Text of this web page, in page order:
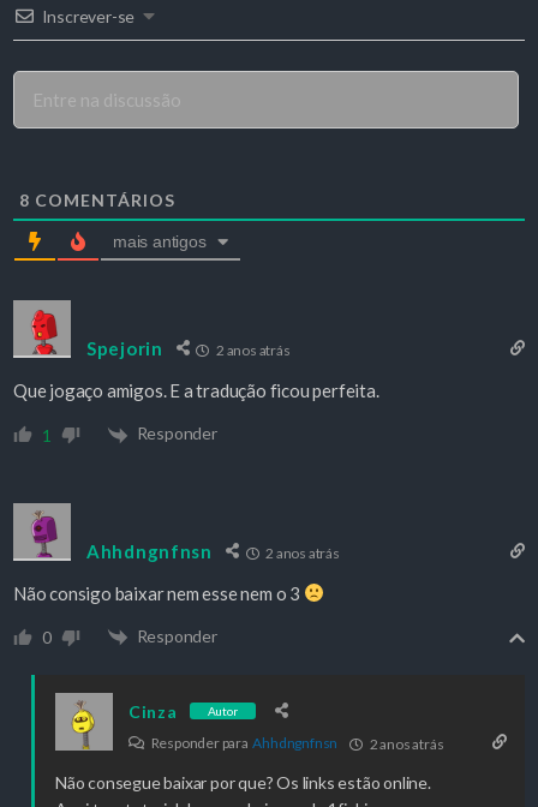
Inscrever-se
8 COMENTÁRIOS
mais antigos
Spejorin 2 anos atrás
Que jogaço amigos. E a tradução ficou perfeita.
1 Responder
Ahhdngnfnsn 2 anos atrás
Não consigo baixar nem esse nem o 3
0 Responder
Cinza Autor
Responder paraAhhdngnfnsn 2 anos atrás
Não consegue baixar por que? Os links estão online.